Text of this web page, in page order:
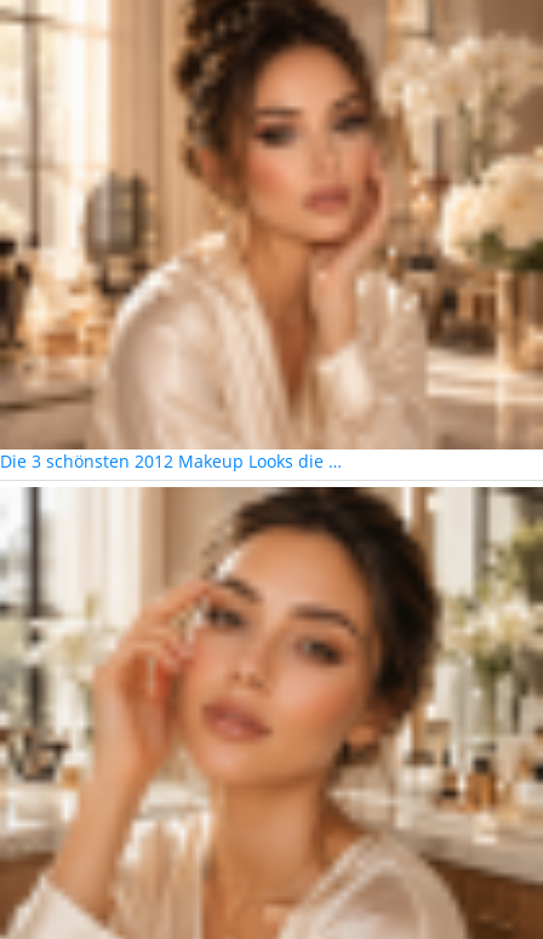
Die 3 schönsten 2012 Makeup Looks die …